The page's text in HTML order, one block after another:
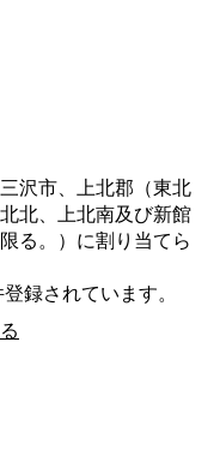
沢市、上北郡（東北
北、上北南及び新館
る。） に割り当てら
録されています。